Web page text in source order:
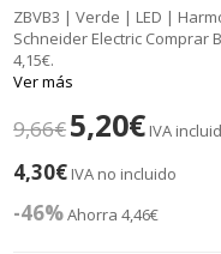
ZBVB3 | Verde | LED |
Schneider Electric Comprar
4,15€.
Ver más
9,66€5,20€ IVA
4,30€ IVA no incluido
-46%Ahorra 4,46€